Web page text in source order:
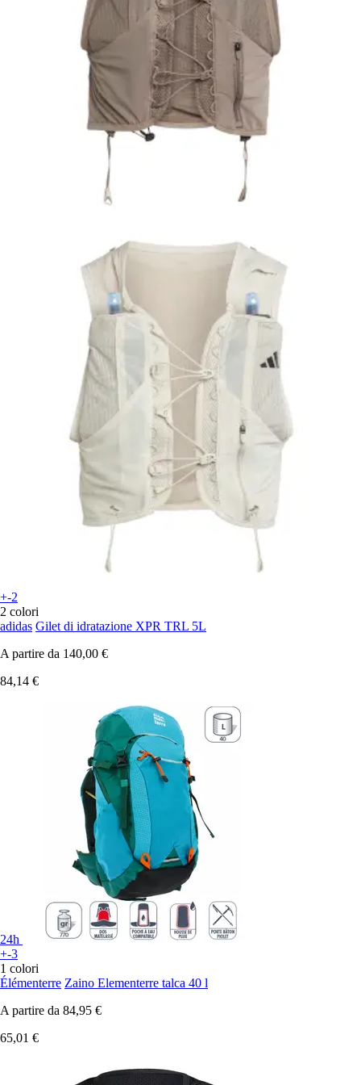
+-2
2 colori
adidas Gilet di idratazione XPR TRL 5L
A partire da 140,00 €
84,14 €
24h
+-3
1 colori
Élémenterre Zaino Elementerre talca 40 l
A partire da 84,95 €
65,01 €